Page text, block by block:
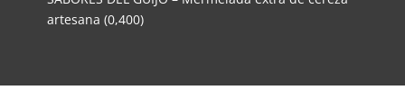
artesana (0,400)